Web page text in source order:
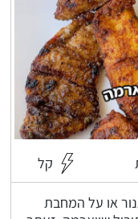
קל
או על המחבת